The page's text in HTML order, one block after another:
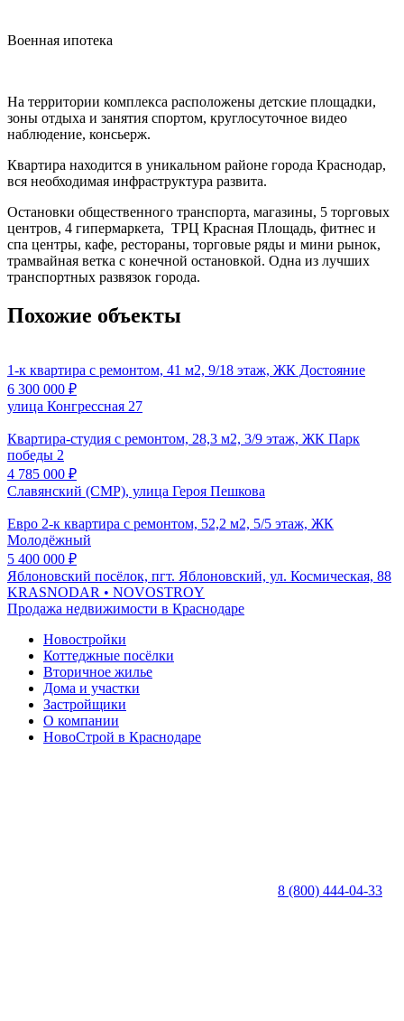
Военная ипотека
На территории комплекса расположены детские площадки,
зоны отдыха и занятия спортом, круглосуточное видео
наблюдение, консьерж.
Квартира находится в уникальном районе города Краснодар,
вся необходимая инфраструктура развита.
Остановки общественного транспорта, магазины, 5 торговых
центров, 4 гипермаркета, ТРЦ Красная Площадь, фитнес и
спа центры, кафе, рестораны, торговые ряды и мини рынок,
трамвайная ветка с конечной остановкой. Одна из лучших
транспортных развязок города.
Похожие объекты
1-к квартира с ремонтом, 41 м2, 9/18 этаж, ЖК Достояние
6 300 000 ₽
улица Конгрессная 27
Квартира-студия с ремонтом, 28,3 м2, 3/9 этаж, ЖК Парк
победы 2
4 785 000 ₽
Славянский (СМР), улица Героя Пешкова
Евро 2-к квартира с ремонтом, 52,2 м2, 5/5 этаж, ЖК
Молодёжный
5 400 000 ₽
Яблоновский посёлок, пгт. Яблоновский, ул. Космическая, 88
KRASNODAR • NOVOSTROY
Продажа недвижимости в Краснодаре
Новостройки
Коттеджные посёлки
Вторичное жилье
Дома и участки
Застройщики
О компании
НовоСтрой в Краснодаре
8 (800) 444-04-33